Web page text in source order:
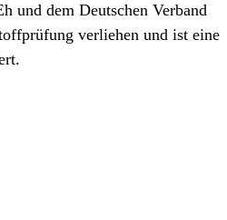
und dem Deutschen Verband
verliehen und ist eine